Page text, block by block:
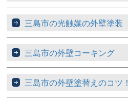
三島市の光触媒の外壁塗装
三島市の外壁コーキング
三島市の外壁塗替えのコツ！